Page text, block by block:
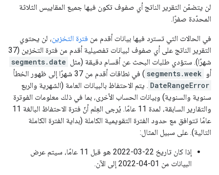
لن يتضمّن التقرير الناتج أي صفوف تكون فيها جميع المقاييس الثلاثة
المحدّدة صفرًا.
في الحالات التي تسترد فيها بيانات أقدم من فترة التخزين، لن يحتوي
التقرير الناتج على أي صفوف لبيانات تفصيلية أقدم من فترة التخزين (37
شهرًا). ستؤدي طلبات البحث عن أقسام دقيقة (مثل segments.date
أو segments.week ) في نطاقات أقدم من 37 شهرًا إلى ظهور الخطأ
DateRangeError . يتم الاحتفاظ بالبيانات العامة (الشهرية والربع
سنوية والسنوية) وبيانات الحساب الأخرى، بما في ذلك معلومات الفوترة
والتقارير السابقة، لمدة 11 عامًا. يُرجى العِلم أنّ فترة الاحتفاظ البالغة 11
عامًا تتوافق مع حدود الفترة التقويمية الكاملة (بداية الفترة الكاملة
التالية). على سبيل المثال:
إذا كان تاريخ 22-03-2022 هو قبل 11 عامًا، سيتم عرض
البيانات من 01-04-2022 إلى الآن.